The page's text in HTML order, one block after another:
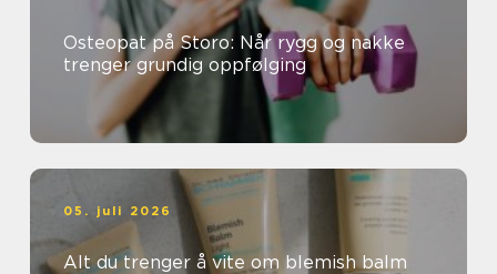
Osteopat på Storo: Når rygg og nakke
trenger grundig oppfølging
05. juli 2026
Alt du trenger å vite om blemish balm